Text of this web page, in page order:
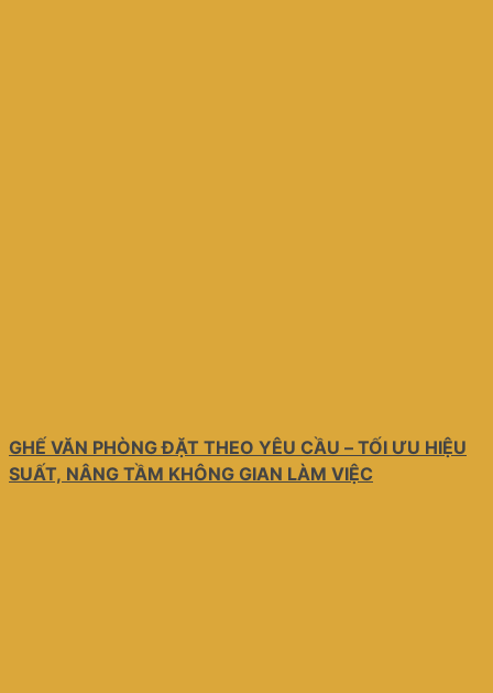
GHẾ VĂN PHÒNG ĐẶT THEO YÊU CẦU – TỐI ƯU HIỆU
SUẤT, NÂNG TẦM KHÔNG GIAN LÀM VIỆC